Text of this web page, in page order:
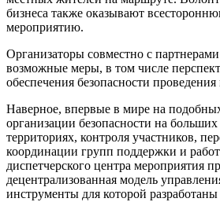
бизнеса также оказывают
мероприятию.
Организаторы совместно с
возможные меры, в том числе
обеспечения безопасности
Наверное, впервые в мире на
организации безопасности на
территориях, контроля участников,
координации групп поддержки и
диспетчерского центра мероприятия
децентрализованная модель
инструменты для которой разработаны